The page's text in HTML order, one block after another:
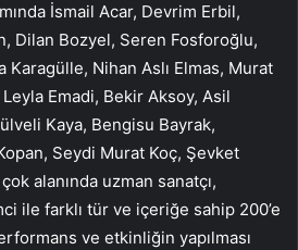
İsmail Acar, Devrim Erbil,
Dilan Bozyel, Seren Fosforoğlu,
Karagülle, Nihan Aslı Elmas, Murat
Emadi, Bekir Aksoy, Asil
Kaya, Bengisu Bayrak,
Seydi Murat Koç, Şevket
alanında uzman sanatçı,
ile farklı tür ve içeriğe sahip 200’e
ve etkinliğin yapılması